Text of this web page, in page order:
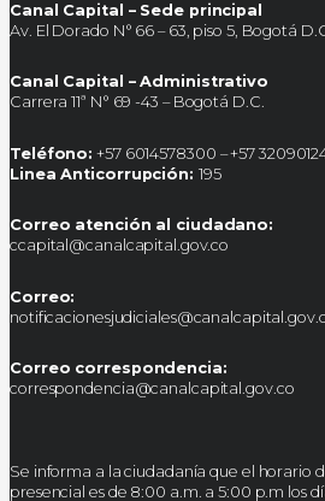
Canal Capital – Sede principal
Av. El Dorado N° 66 – 63, piso 5, Bogotá
Canal Capital – Administrativo
Carrera 11ª N° 69 -43 – Bogotá D.C.
Teléfono: +57 6014578300 – +57
Linea Anticorrupción: 195
Correo atención al ciudadano:
ccapital@canalcapital.gov.co
Correo:
Correo correspondencia:
correspondencia@canalcapital.gov.co
Se informa a la ciudadanía que el horario
presencial es de 8:00 a.m. a 5:00 p.m los